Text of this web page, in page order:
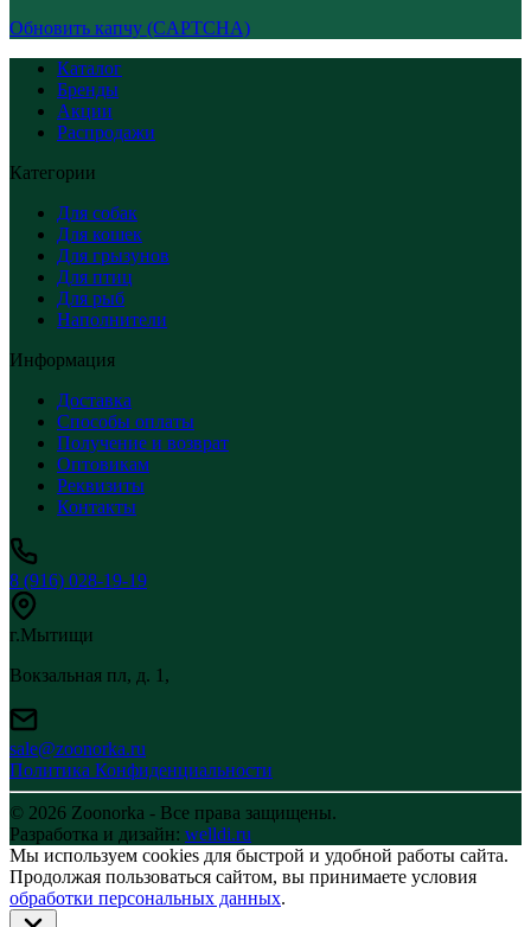
Обновить капчу (CAPTCHA)
Каталог
Бренды
Акции
Распродажи
Категории
Для собак
Для кошек
Для грызунов
Для птиц
Для рыб
Наполнители
Информация
Доставка
Способы оплаты
Получение и возврат
Оптовикам
Реквизиты
Контакты
8 (916) 028-19-19
г.Мытищи
Вокзальная пл, д. 1,
sale@zoonorka.ru
Политика Конфиденциальности
© 2026 Zoonorka - Все права защищены.
Разработка и дизайн: welldi.ru
Мы используем cookies для быстрой и удобной работы сайта.
Продолжая пользоваться сайтом, вы принимаете условия
обработки персональных данных.